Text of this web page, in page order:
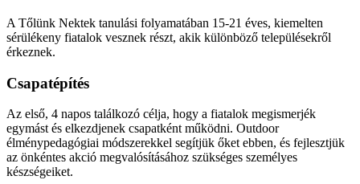
A Tőlünk Nektek tanulási folyamatában 15-21 éves, kiemelten
sérülékeny fiatalok vesznek részt, akik különböző településekről
érkeznek.
Csapatépítés
Az első, 4 napos találkozó célja, hogy a fiatalok megismerjék
egymást és elkezdjenek csapatként működni. Outdoor
élménypedagógiai módszerekkel segítjük őket ebben, és fejlesztjük
az önkéntes akció megvalósításához szükséges személyes
készségeiket.